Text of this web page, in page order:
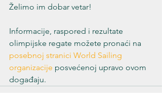
Želimo im dobar vetar!
Informacije, raspored i rezultate
olimpijske regate možete pronaći na
posebnoj stranici World Sailing
organizacije posvećenoj upravo ovom
događaju.